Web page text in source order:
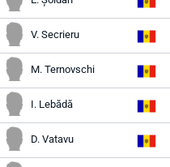
V. Secrieru
M. Ternovschi
I. Lebădă
D. Vatavu